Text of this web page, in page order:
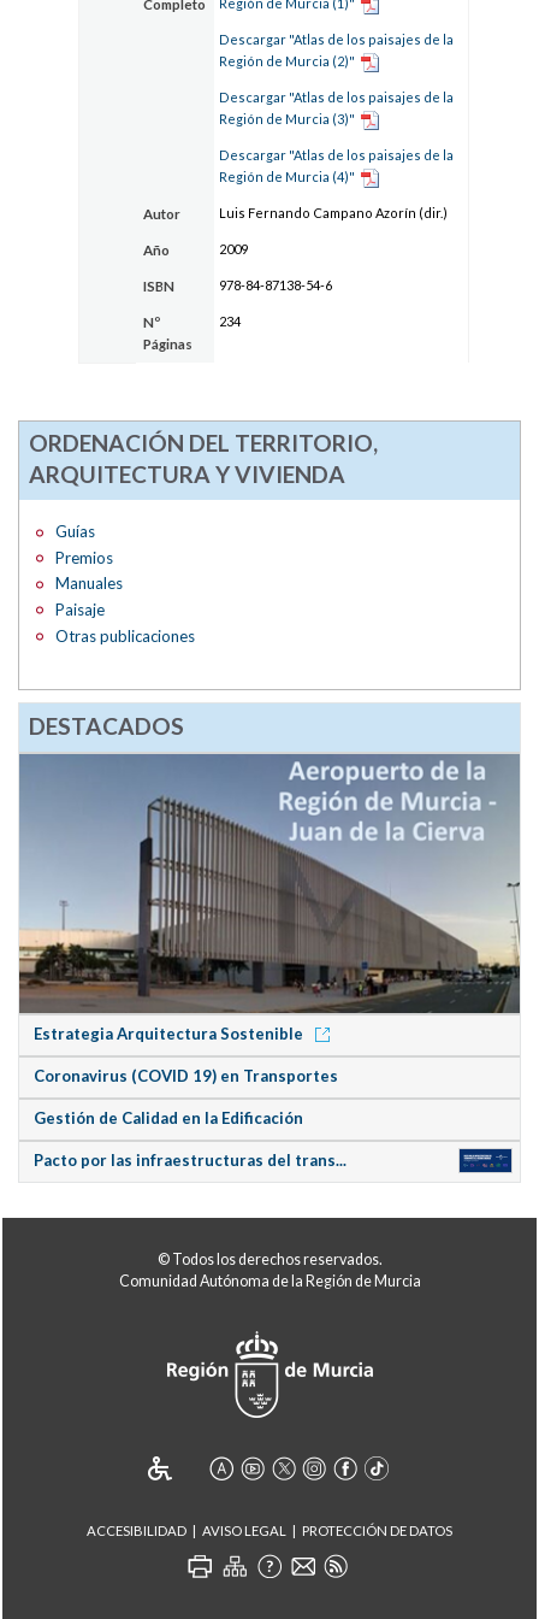
Completo
Descargar "Atlas de los paisajes de la
Región de Murcia (2)"
Descargar "Atlas de los paisajes de la
Región de Murcia (3)"
Descargar "Atlas de los paisajes de la
Región de Murcia (4)"
Autor Luis Fernando Campano Azorín (dir.)
Año 2009
ISBN 978-84-87138-54-6
Nº
Páginas
234
ORDENACIÓN DEL TERRITORIO,
ARQUITECTURA Y VIVIENDA
Guías
Premios
Manuales
Paisaje
Otras publicaciones
DESTACADOS
Estrategia Arquitectura Sostenible
Coronavirus (COVID 19) en Transportes
Gestión de Calidad en la Edificación
Pacto por las infraestructuras del trans...
© Todos los derechos reservados.
Comunidad Autónoma de la Región de Murcia
ACCESIBILIDAD AVISO LEGAL PROTECCIÓN DE DATOS